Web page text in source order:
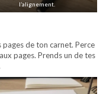
l’alignement.
de ton carnet. Perce
pages. Prends un de tes